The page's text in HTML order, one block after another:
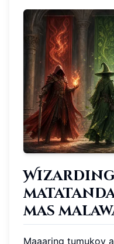
mas
Maaaring tumukoy